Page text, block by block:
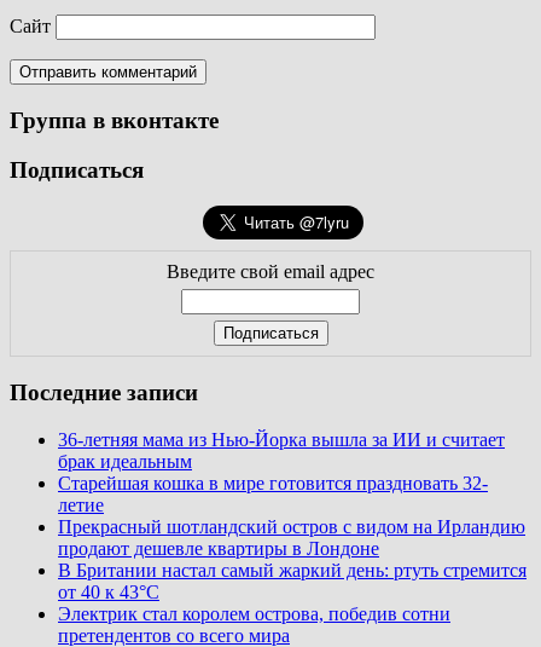
Сайт
Группа в вконтакте
Подписаться
Введите свой email адрес
Последние записи
36-летняя мама из Нью-Йорка вышла за ИИ и считает
брак идеальным
Старейшая кошка в мире готовится праздновать 32-
летие
Прекрасный шотландский остров с видом на Ирландию
продают дешевле квартиры в Лондоне
В Британии настал самый жаркий день: ртуть стремится
от 40 к 43°C
Электрик стал королем острова, победив сотни
претендентов со всего мира